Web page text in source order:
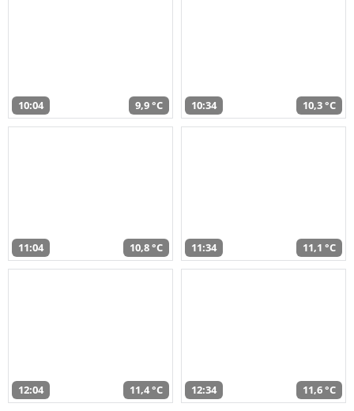
10:04 9,9 °C 10:34 10,3 °C
11:04 10,8 °C 11:34 11,1 °C
12:04 11,4 °C 12:34 11,6 °C